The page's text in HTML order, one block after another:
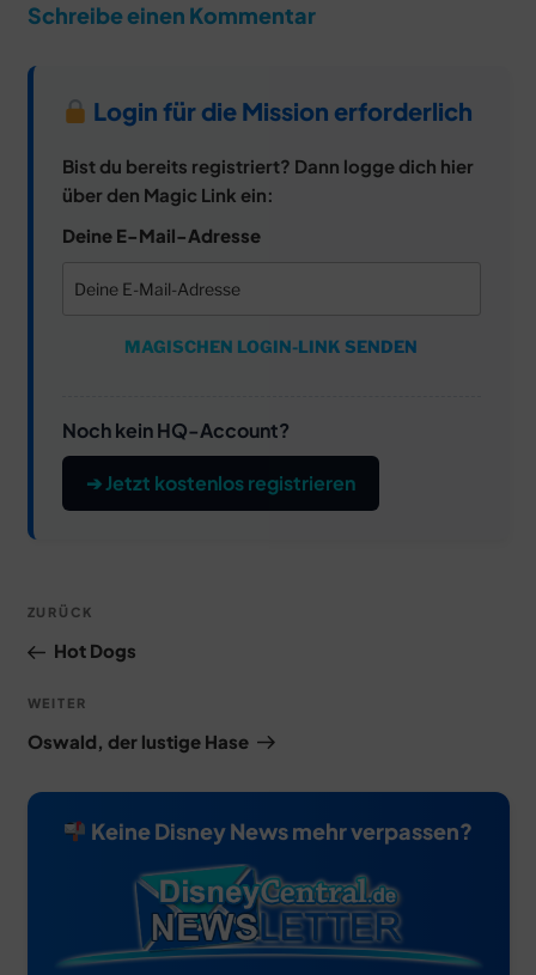
Schreibe einen Kommentar
Login für die Mission erforderlich
Bist du bereits registriert? Dann logge dich hier
über den Magic Link ein:
Deine E-Mail-Adresse
MAGISCHEN LOGIN-LINK SENDEN
Noch kein HQ-Account?
➔ Jetzt kostenlos registrieren
Beitragsnavigation
Vorheriger
Beitrag
ZURÜCK
Hot Dogs
Nächster
Beitrag
WEITER
Oswald, der lustige Hase
Keine Disney News mehr verpassen?